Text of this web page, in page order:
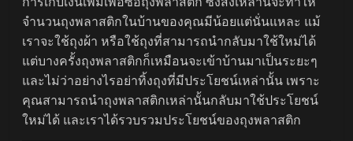
จำนวนถุงพลาสติกในบ้านของคุณมีน้อยแต่นั่นแหละ แม้
เราจะใช้ถุงผ้า หรือใช้ถุงที่สามารถนำกลับมาใช้ใหม่ได้
แต่บางครั้งถุงพลาสติกก็เหมือนจะเข้าบ้านมาเป็นระยะๆ
และไม่ว่าอย่างไรอย่าทิ้งถุงที่มีประโยชน์เหล่านั้น เพราะ
คุณสามารถนำถุงพลาสติกเหล่านั้นกลับมาใช้ประโยชน์
ใหม่ได้ และเราได้รวบรวมประโยชน์ของถุงพลาสติก